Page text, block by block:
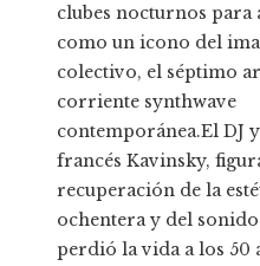
clubes nocturnos para
como un icono del
colectivo, el séptimo
corriente synthwave
contemporánea.El DJ
francés Kavinsky,
recuperación de la
ochentera y del
perdió la vida a los 50